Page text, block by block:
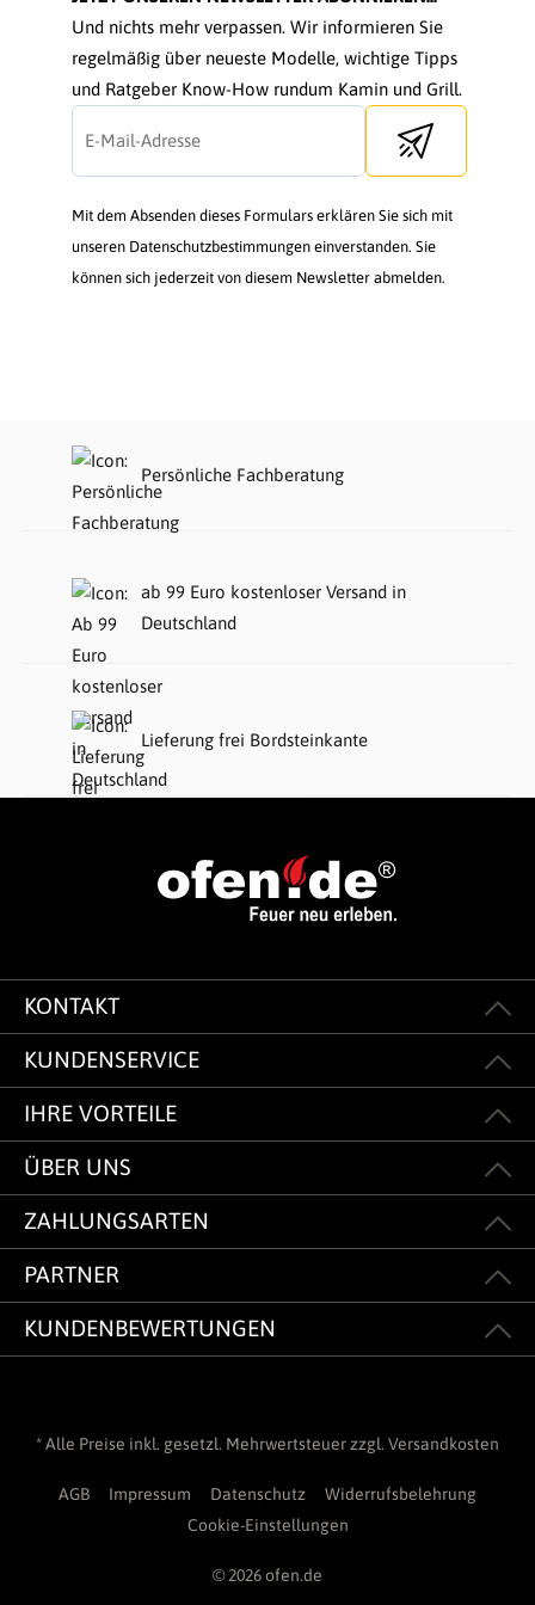
Und nichts mehr verpassen. Wir informieren Sie
regelmäßig über neueste Modelle, wichtige Tipps
und Ratgeber Know-How rundum Kamin und Grill.
Send newsletter
Mit dem Absenden dieses Formulars erklären Sie sich mit
unseren Datenschutzbestimmungen einverstanden. Sie
können sich jederzeit von diesem Newsletter abmelden.
Persönliche Fachberatung
ab 99 Euro kostenloser Versand in
Deutschland
Lieferung frei Bordsteinkante
KONTAKT
KUNDENSERVICE
IHRE VORTEILE
ÜBER UNS
ZAHLUNGSARTEN
PARTNER
KUNDENBEWERTUNGEN
* Alle Preise inkl. gesetzl. Mehrwertsteuer zzgl. Versandkosten
AGB Impressum Datenschutz
Widerrufsbelehrung
Cookie-Einstellungen
© 2026 ofen.de